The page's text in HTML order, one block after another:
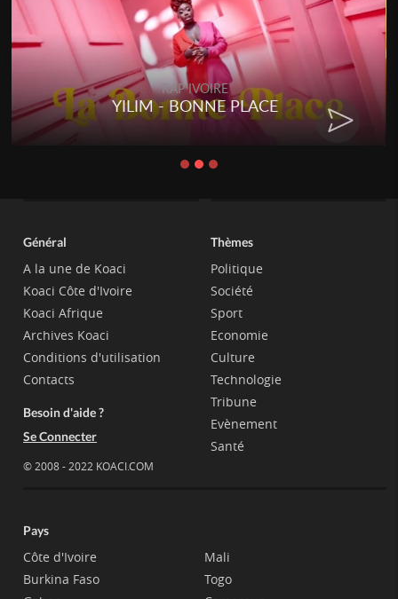
RAP IVOIRE
YILIM - BONNE PLACE
Général
A la une de Koaci
Koaci Côte d'Ivoire
Koaci Afrique
Archives Koaci
Conditions d'utilisation
Contacts
Besoin d'aide ?
Se Connecter
© 2008 - 2022 KOACI.COM
Thèmes
Politique
Société
Sport
Economie
Culture
Technologie
Tribune
Evènement
Santé
Pays
Côte d'Ivoire
Burkina Faso
Mali
Togo